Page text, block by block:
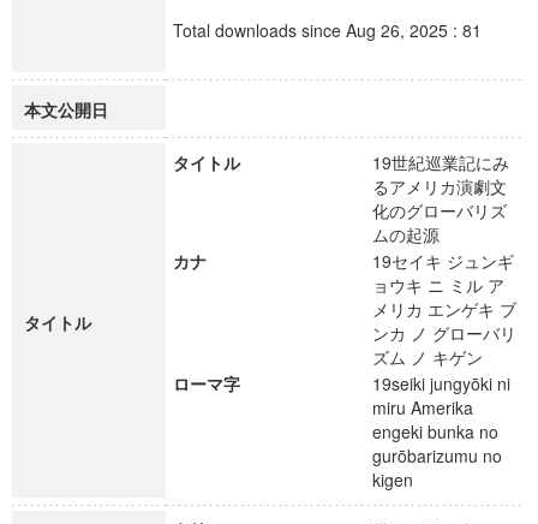
Total downloads since Aug 26, 2025 : 81
本文公開日
タイトル
タイトル
19世紀巡業記にみ
るアメリカ演劇文
化のグローバリズ
ムの起源
カナ
19セイキ ジュンギ
ョウキ ニ ミル ア
メリカ エンゲキ ブ
ンカ ノ グローバリ
ズム ノ キゲン
ローマ字
19seiki jungyōki ni
miru Amerika
engeki bunka no
gurōbarizumu no
kigen